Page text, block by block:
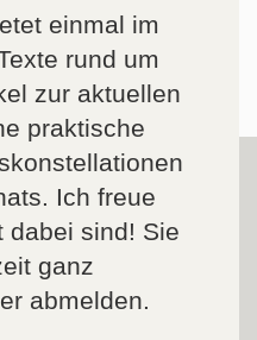
einmal im
rund um
zur aktuellen
praktische
Ich freue
dabei sind! Sie
ganz
abmelden.